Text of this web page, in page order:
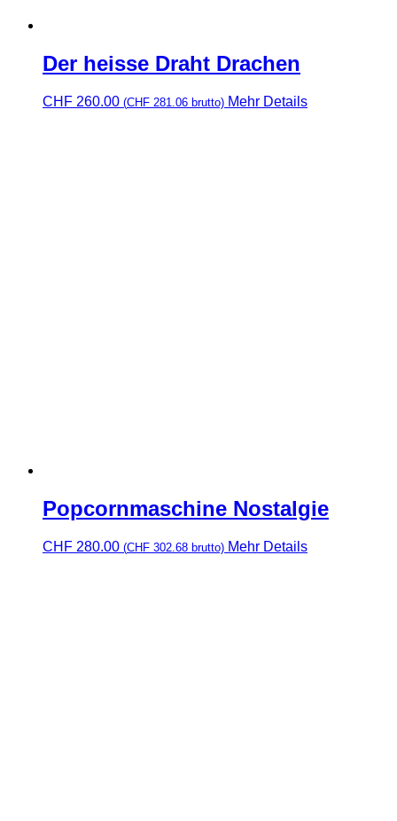
Der heisse Draht Drachen
CHF 260.00 (CHF 281.06 brutto) Mehr Details
Popcornmaschine Nostalgie
CHF 280.00 (CHF 302.68 brutto) Mehr Details